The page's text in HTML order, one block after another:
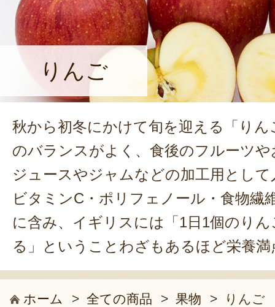
りんご
秋から初冬にかけて旬を迎える「りん
のバランスがよく、食後のフルーツ
ジュースやジャムなどの加工用とし
ビタミンC・ポリフェノール・食物繊
に含み、イギリスには「1日1個のり
る」ということわざもあるほど栄養満
ホーム > 全ての商品 > 果物 > りんご